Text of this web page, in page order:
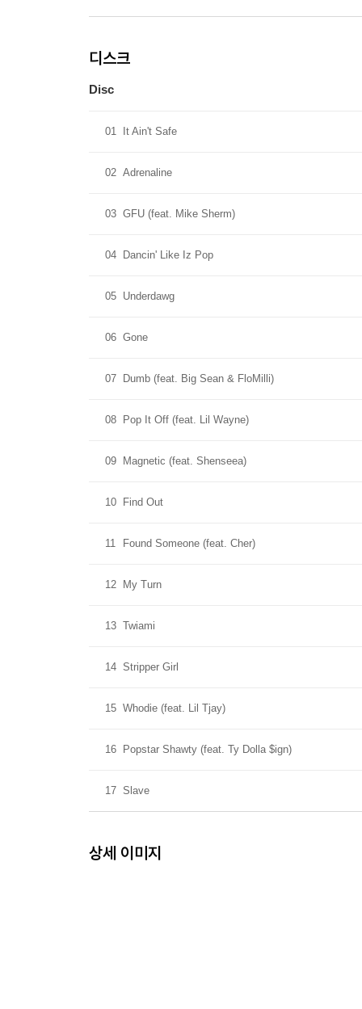
디스크
Disc
01 It Ain't Safe
02 Adrenaline
03 GFU (feat. Mike Sherm)
04 Dancin' Like Iz Pop
05 Underdawg
06 Gone
07 Dumb (feat. Big Sean & FloMilli)
08 Pop It Off (feat. Lil Wayne)
09 Magnetic (feat. Shenseea)
10 Find Out
11 Found Someone (feat. Cher)
12 My Turn
13 Twiami
14 Stripper Girl
15 Whodie (feat. Lil Tjay)
16 Popstar Shawty (feat. Ty Dolla $ign)
17 Slave
상세 이미지